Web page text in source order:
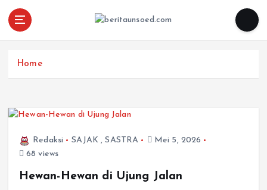
Home
Redaksi SAJAK ,SASTRA
Mei 5, 2026
68 views
Hewan-Hewan di Ujung Jalan